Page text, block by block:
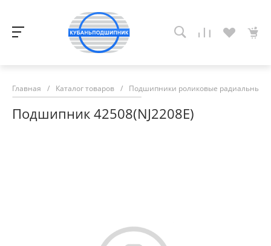
Главная / Каталог товаров / Подшипники роликовые радиальные
Подшипник 42508(NJ2208E)